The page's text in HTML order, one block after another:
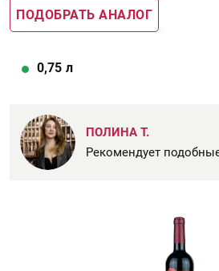
ПОДОБРАТЬ АНАЛОГ
0,75 л
ПОЛИНА Т.
Рекомендует